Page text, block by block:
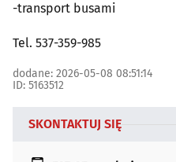
-transport busami
Tel. 537-359-985
dodane: 2026-05-08 08:51:14
ID: 5163512
SKONTAKTUJ SIĘ